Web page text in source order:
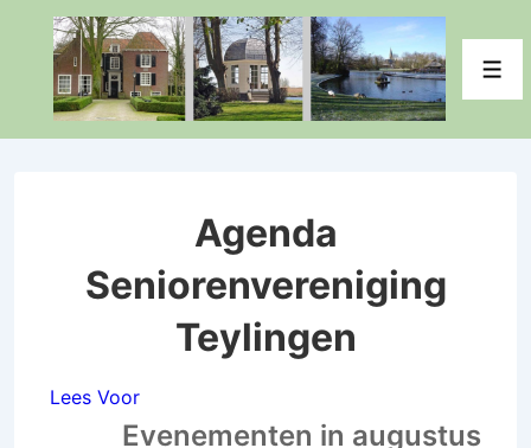
Doorgaan
hoofdinhoud
Agenda
Seniorenvereniging
Teylingen
Lees Voor
Evenementen in augustus